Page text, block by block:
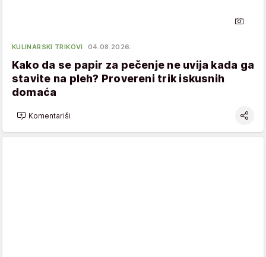
KULINARSKI TRIKOVI 04.08.2026.
Kako da se papir za pečenje ne uvija kada ga
stavite na pleh? Provereni trik iskusnih
domaća
Komentariši